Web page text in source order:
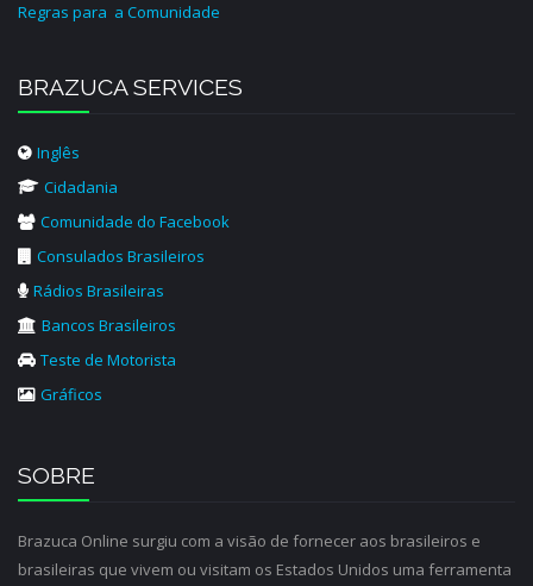
Regras para a Comunidade
BRAZUCA SERVICES
Inglês
Cidadania
Comunidade do Facebook
Consulados Brasileiros
Rádios Brasileiras
Bancos Brasileiros
Teste de Motorista
Gráficos
SOBRE
Brazuca Online surgiu com a visão de fornecer aos brasileiros e
brasileiras que vivem ou visitam os Estados Unidos uma ferramenta